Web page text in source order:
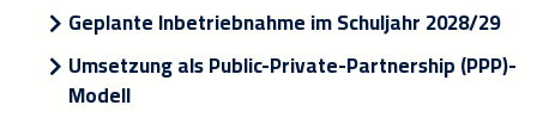
Geplante Inbetriebnahme im Schuljahr 2028/29
Umsetzung als Public-Private-Partnership (PPP)-
Modell